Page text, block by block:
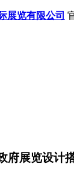
展览有限公司
府展览设计